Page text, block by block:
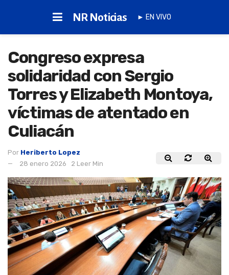
NR Noticias ► EN VIVO
Congreso expresa
solidaridad con Sergio
Torres y Elizabeth Montoya,
víctimas de atentado en
Culiacán
Por Heriberto Lopez
28 enero 2026
2 Leer Min